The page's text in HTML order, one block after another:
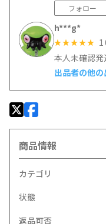
フォロー
h***g*
☆☆☆☆☆
本人未確認
出品者の他
商品情報
カテゴリ
状態
返品可否